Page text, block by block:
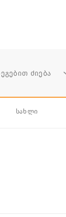
ძიება
სახლი